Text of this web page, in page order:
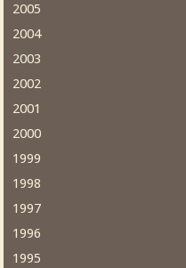
2005
2004
2003
2002
2001
2000
1999
1998
1997
1996
1995